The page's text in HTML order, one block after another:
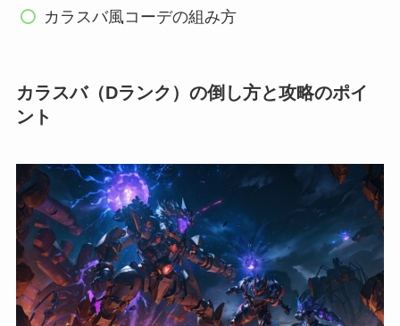
カラスバ風コーデの組み方
カラスバ（Dランク）の倒し方と攻略のポイ
ント